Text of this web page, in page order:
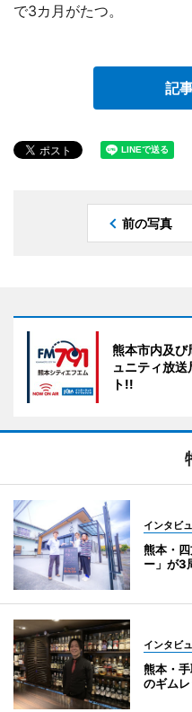
で3カ月がたつ。
記
前の写真
熊本市内及び
ュニティ放
ト!!
インタビ
熊本・
ー」が3
インタビ
熊本・
のギム